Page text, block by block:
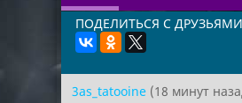
ПОДЕЛИТЬСЯ С ДРУЗЬЯМИ
3as_tatooine (18 минут